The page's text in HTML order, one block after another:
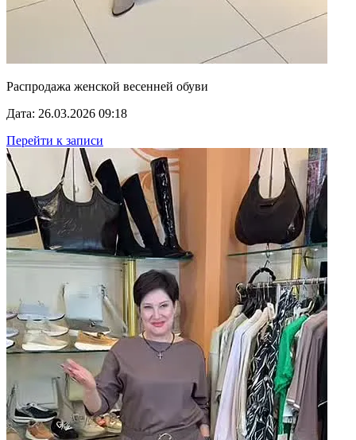
Распродажа женской весенней обуви
Дата: 26.03.2026 09:18
Перейти к записи